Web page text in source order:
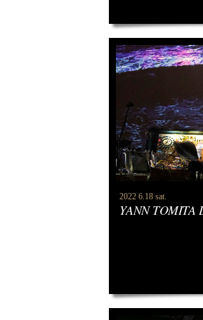
2022 6.18 sat.
YANN TOMITA